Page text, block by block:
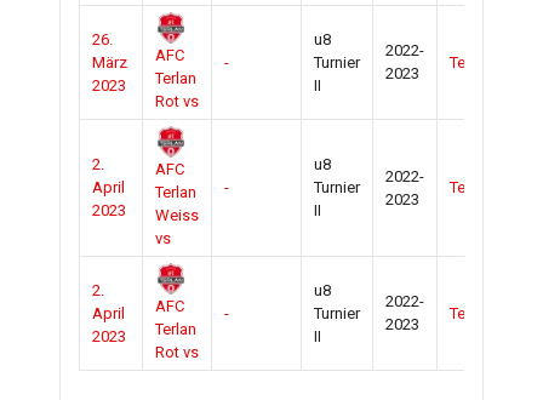
26.
März
2023
AFC
Terlan
Rot vs
-
u8
Turnier
II
2022-
2023
Terlan
2.
April
2023
AFC
Terlan
Weiss
vs
-
u8
Turnier
II
2022-
2023
Terlan
2.
April
2023
AFC
Terlan
Rot vs
-
u8
Turnier
II
2022-
2023
Terlan